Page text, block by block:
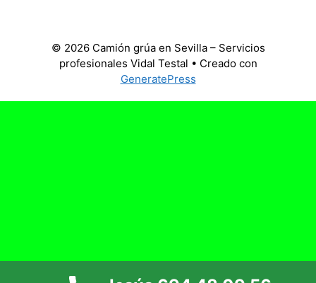
© 2026 Camión grúa en Sevilla – Servicios
profesionales Vidal Testal • Creado con
GeneratePress